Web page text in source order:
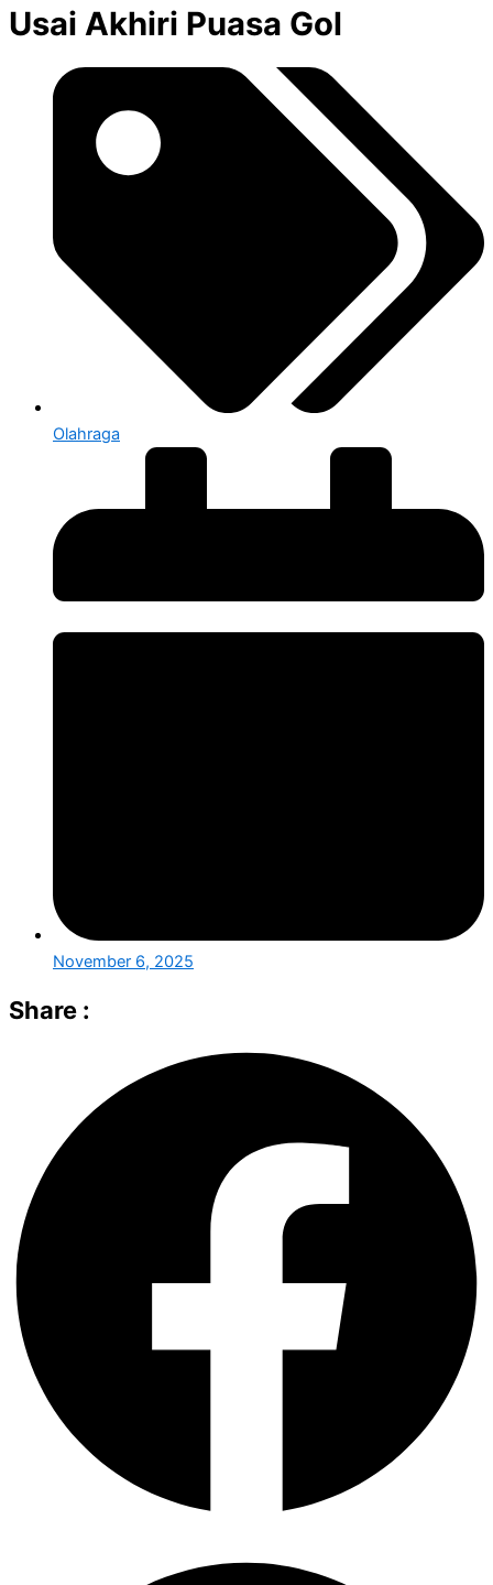
Usai Akhiri Puasa Gol
Olahraga
November 6, 2025
Share :